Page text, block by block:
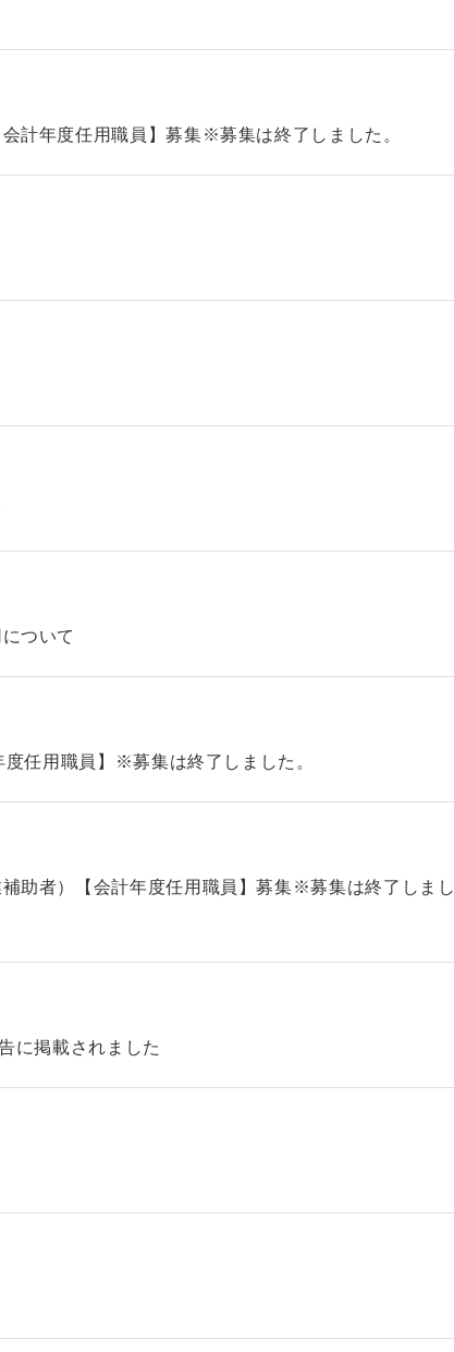
計年度任用職員】募集※募集は終了しました。
ついて
任用職員】※募集は終了しました。
助者）【会計年度任用職員】募集※募集は終了しまし
に掲載されました